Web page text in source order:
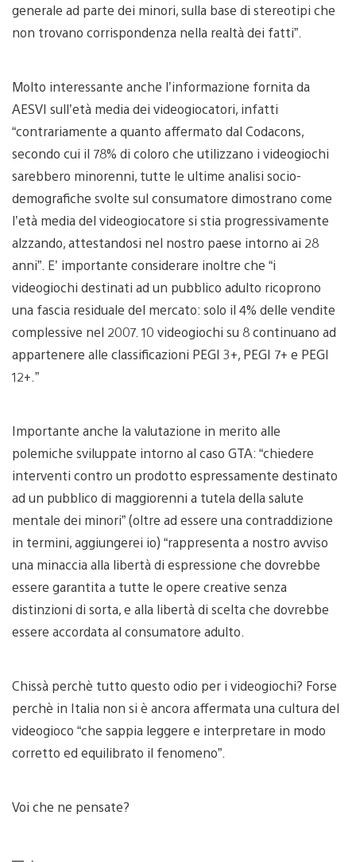
generale ad parte dei minori, sulla base di stereotipi che
non trovano corrispondenza nella realtà dei fatti”.
Molto interessante anche l’informazione fornita da
AESVI sull’età media dei videogiocatori, infatti
“contrariamente a quanto affermato dal Codacons,
secondo cui il 78% di coloro che utilizzano i videogiochi
sarebbero minorenni, tutte le ultime analisi socio-
demografiche svolte sul consumatore dimostrano come
l’età media del videogiocatore si stia progressivamente
alzzando, attestandosi nel nostro paese intorno ai 28
anni”. E’ importante considerare inoltre che “i
videogiochi destinati ad un pubblico adulto ricoprono
una fascia residuale del mercato: solo il 4% delle vendite
complessive nel 2007. 10 videogiochi su 8 continuano ad
appartenere alle classificazioni PEGI 3+, PEGI 7+ e PEGI
12+.”
Importante anche la valutazione in merito alle
polemiche sviluppate intorno al caso GTA: “chiedere
interventi contro un prodotto espressamente destinato
ad un pubblico di maggiorenni a tutela della salute
mentale dei minori” (oltre ad essere una contraddizione
in termini, aggiungerei io) “rappresenta a nostro avviso
una minaccia alla libertà di espressione che dovrebbe
essere garantita a tutte le opere creative senza
distinzioni di sorta, e alla libertà di scelta che dovrebbe
essere accordata al consumatore adulto.
Chissà perchè tutto questo odio per i videogiochi? Forse
perchè in Italia non si è ancora affermata una cultura del
videogioco “che sappia leggere e interpretare in modo
corretto ed equilibrato il fenomeno”.
Voi che ne pensate?